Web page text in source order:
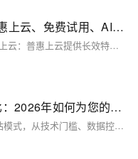
2026年阿里云最新优惠活动：普惠上云、免费试用、AI特惠等活动内容整理
2026年阿里云推出多类型活动助力全场景上云：普惠上云提供长效特惠云服务器及“99计划”续费同价权益，支持网站搭建、小程序开发等多场景；免费试用开放超160款云产品及AI解决方案，含试用点激励；AI特惠聚焦大模型部署与算力优化，提供7000万免费tokens及GPU弹性折扣；企业成长活动包含5亿算力补贴、出海专项权益及协同办公升级方案。通过上云组合购、老友焕新等权益矩阵，覆盖个人开发到企业级应用的全场景需求。
SaaS建站与独立CMS的深度对比：2026年如何为您的企业选择最佳建站路径
本文对比了SaaS建站与独立CMS两种建站模式，从技术门槛、数据控制权、功能定制性和长期成本等角度分析其差异，并提供了基于项目需求和资源的决策路径，帮助读者根据自身业务目标选择最合适的建站方式。